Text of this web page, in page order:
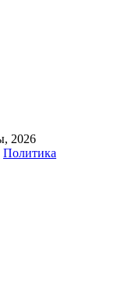
2026
Политика